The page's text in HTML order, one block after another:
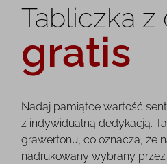
Tabliczka
gratis
Nadaj pamiątce wartość
z indywidualną dedykacją.
grawertonu, co oznacza, że
nadrukowany wybrany